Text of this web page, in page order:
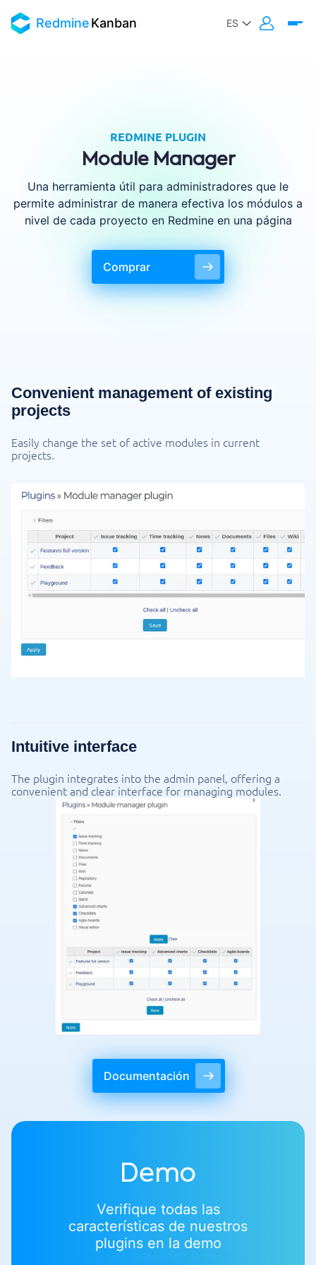
RedmineKanban
REDMINE PLUGIN
Module Manager
Una herramienta útil para administradores que le
permite administrar de manera efectiva los módulos a
nivel de cada proyecto en Redmine en una página
Comprar
Convenient management of existing
projects
Easily change the set of active modules in current
projects.
Intuitive interface
The plugin integrates into the admin panel, offering a
convenient and clear interface for managing modules.
Documentación
Demo
Verifique todas las
características de nuestros
plugins en la demo